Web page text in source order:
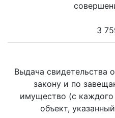
3
Выдача свидетельства
закону и по
имущество (с
объект,